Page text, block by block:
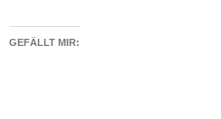
GEFÄLLT MIR: